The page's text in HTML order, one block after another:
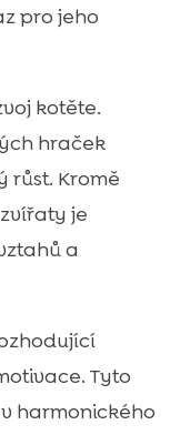
pro jeho
kotěte.
hraček
růst. Kromě
je
a
Tyto
harmonického